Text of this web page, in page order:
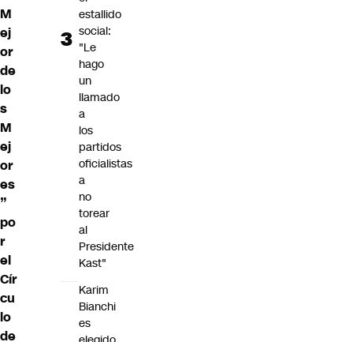
M
ej
or
de
lo
s
M
ej
or
es
”
po
r
el
Cír
cu
lo
de
estallido
social:
"Le
hago
un
llamado
a
los
partidos
oficialistas
a
no
torear
al
Presidente
Kast"
Karim
Bianchi
es